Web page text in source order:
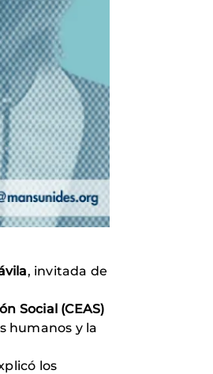
, invitada de
Social (CEAS)
humanos y la
los